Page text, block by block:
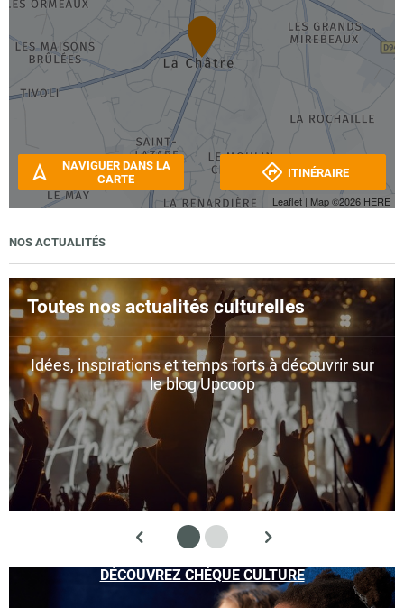
Leaflet | Map ©2026 HERE
NAVIGUER DANS LA
CARTE
ITINÉRAIRE
NOS ACTUALITÉS
Toutes nos actualités culturelles
Idées, inspirations et temps forts à découvrir sur
le blog Upcoop
DÉCOUVREZ CHÈQUE CULTURE